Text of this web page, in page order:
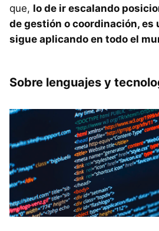
que, lo de ir escalando
de gestión o coordinación, es
sigue aplicando en todo el
Sobre lenguajes y